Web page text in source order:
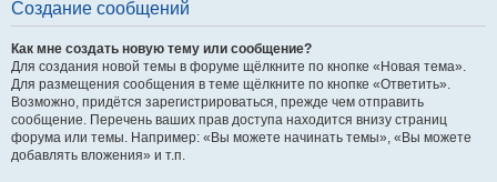
Создание сообщений
Как мне создать новую тему или сообщение?
Для создания новой темы в форуме щёлкните по кнопке «Новая тема».
Для размещения сообщения в теме щёлкните по кнопке «Ответить».
Возможно, придётся зарегистрироваться, прежде чем отправить
сообщение. Перечень ваших прав доступа находится внизу страниц
форума или темы. Например: «Вы можете начинать темы», «Вы можете
добавлять вложения» и т.п.